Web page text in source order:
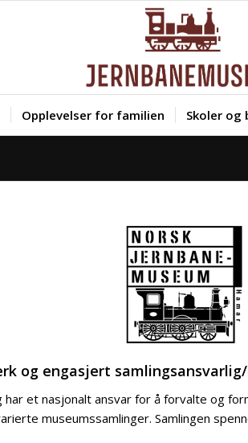
Opplevelser for familien Skoler og
og engasjert
et nasjonalt ansvar for å forvalte og
museums­samlinger. Samlingen